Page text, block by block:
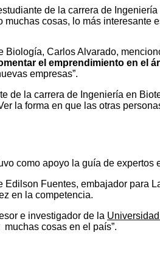
de la carrera de
cosas, lo más interesante
Biología, Carlos Alvarado,
el emprendimiento en el
empresas”.
de la carrera de Ingeniería en
la forma en que las otras
como apoyo la guía de
Edilson Fuentes, embajador para
en la competencia.
e investigador de la
cosas en el país”.